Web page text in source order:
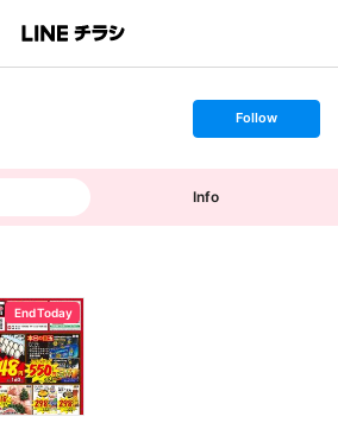
s
t
o
Follow
Info
End Today